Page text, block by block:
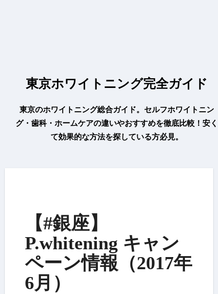
東京ホワイトニング完全ガイド
東京のホワイトニング総合ガイド。セルフホワイトニン
グ・歯科・ホームケアの違いやおすすめを徹底比較！安く
て効果的な方法を探している方必見。
【#銀座】
P.whitening キャン
ペーン情報（2017年
6月）